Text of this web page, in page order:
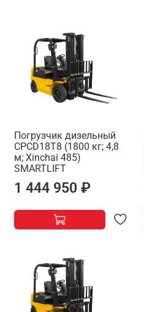
Погрузчик дизельный
CPCD18T8 (1800 кг; 4,8
м; Xinchai 485)
SMARTLIFT
1 444 950 ₽